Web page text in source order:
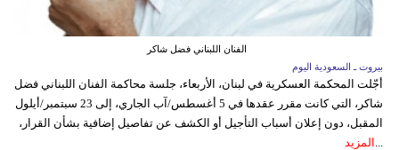
الفنان اللبناني فضل شاكر
بيروت ـ السعودية اليوم
أجّلت المحكمة العسكرية في لبنان، الأربعاء، جلسة محاكمة الفنان اللبناني فضل
شاكر، التي كانت مقرر عقدها في 5 أغسطس/آب الجاري، إلى 23 سبتمبر/أيلول
المقبل، دون إعلان أسباب التأجيل أو الكشف عن تفاصيل إضافية بشأن القرار،
المزيد